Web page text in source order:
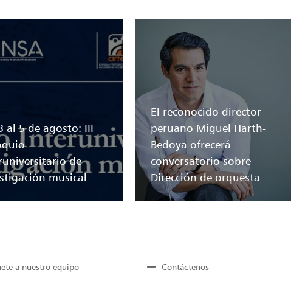
al 5 de agosto: III
de
musical
El reconocido director
peruano Miguel Harth-
Bedoya ofrecerá
conversatorio sobre
Dirección de orquesta
a nuestro equipo Contáctenos